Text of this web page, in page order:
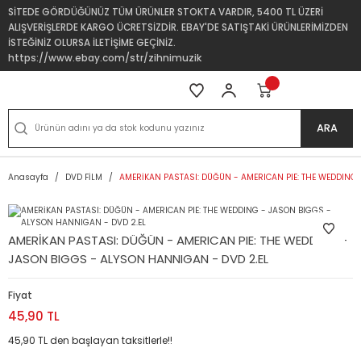
SİTEDE GÖRDÜĞÜNÜZ TÜM ÜRÜNLER STOKTA VARDIR, 5400 TL ÜZERİ
ALIŞVERİŞLERDE KARGO ÜCRETSİZDİR. EBAY'DE SATIŞTAKİ ÜRÜNLERİMİZDEN
İSTEĞİNİZ OLURSA İLETİŞİME GEÇİNİZ.
https://www.ebay.com/str/zihnimuzik
ARA
Anasayfa DVD FİLM AMERİKAN PASTASI: DÜĞÜN - AMERICAN PIE: THE
AMERİKAN PASTASI: DÜĞÜN - AMERICAN PIE: THE WEDDING -
JASON BIGGS - ALYSON HANNIGAN - DVD 2.EL
Fiyat
45,90 TL
45,90 TL den başlayan taksitlerle!!